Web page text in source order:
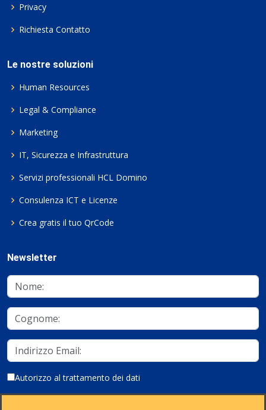
Privacy
Richiesta Contatto
Le nostre soluzioni
Human Resources
Legal & Compliance
Marketing
IT, Sicurezza e Infrastruttura
Servizi professionali HCL Domino
Consulenza ICT e Licenze
Crea gratis il tuo QrCode
Newsletter
Autorizzo al trattamento dei dati